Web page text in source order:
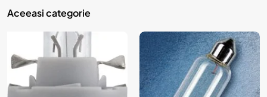
Aceeasi categorie